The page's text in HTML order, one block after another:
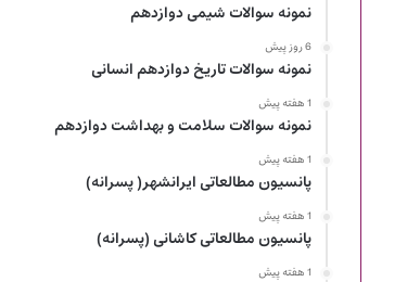
نمونه سوالات شیمی دوازدهم
6 روز پیش
نمونه سوالات تاریخ دوازدهم انسانی
1 هفته پیش
نمونه سوالات سلامت و بهداشت دوازدهم
1 هفته پیش
پانسیون مطالعاتی ایرانشهر( پسرانه)
1 هفته پیش
پانسیون مطالعاتی کاشانی (پسرانه)
1 هفته پیش